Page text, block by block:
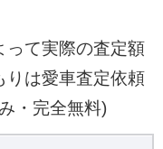
って実際の査定額
りは愛車査定依頼
・完全無料)